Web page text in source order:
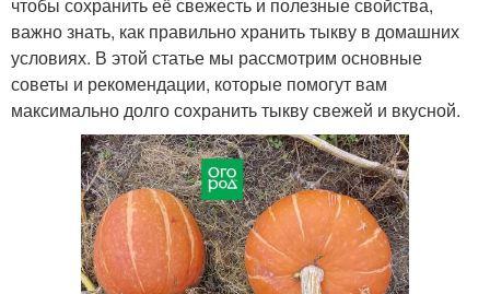
важно знать, как правильно хранить тыкву в домашних
условиях. В этой статье мы рассмотрим основные
советы и рекомендации, которые помогут вам
максимально долго сохранить тыкву свежей и вкусной.